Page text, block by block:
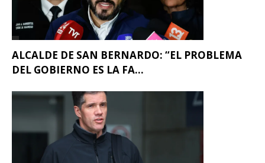
ALCALDE DE SAN BERNARDO: “EL PROBLEMA
DEL GOBIERNO ES LA FA...